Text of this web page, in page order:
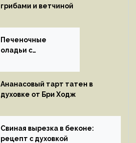
грибами и ветчиной
Печеночные
оладьи с
Ананасовый тарт татен в
духовке от Бри Ходж
Свиная вырезка в беконе:
рецепт с духовкой